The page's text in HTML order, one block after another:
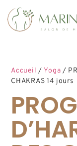
Accueil /Yoga /
CHAKRAS 14 jours